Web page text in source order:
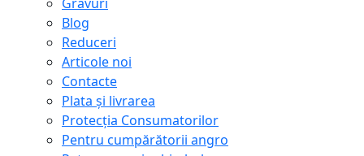
Blog
Reduceri
Articole noi
Contacte
Plata și livrarea
Protecţia Consumatorilor
Pentru cumpărătorii angro